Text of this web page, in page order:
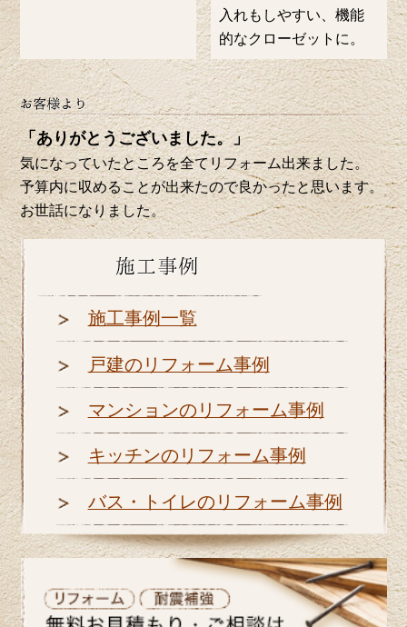
入れもしやすい、機能
的なクローゼットに。
「ありがとうございました。」
気になっていたところを全てリフォーム出来ました。
予算内に収めることが出来たので良かったと思います。
お世話になりました。
施工事例一覧
戸建のリフォーム事例
マンションのリフォーム事例
キッチンのリフォーム事例
バス・トイレのリフォーム事例